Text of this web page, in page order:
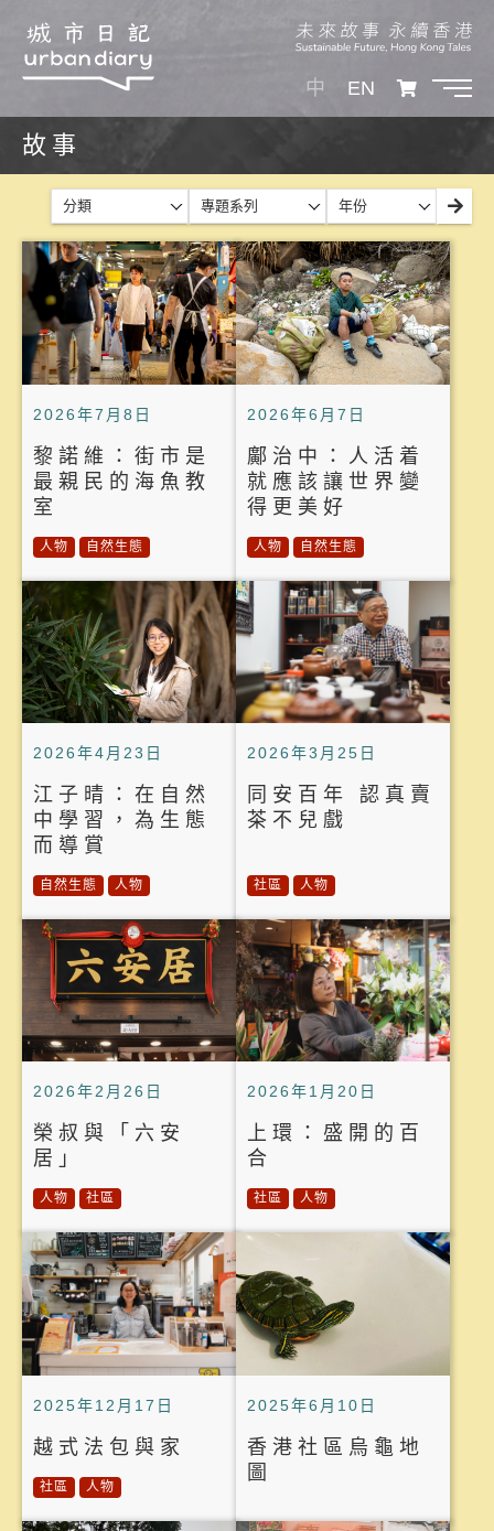
中 EN
故事
分類 專題系列 年份
2026年7月8日
黎諾維：街市是
最親民的海魚教
室
人物 自然生態
2026年6月7日
鄺治中：人活着
就應該讓世界變
得更美好
人物 自然生態
2026年4月23日
江子晴：在自然
中學習，為生態
而導賞
自然生態 人物
2026年3月25日
同安百年 認真賣
茶不兒戲
社區 人物
2026年2月26日
榮叔與「六安
居」
人物 社區
2026年1月20日
上環：盛開的百
合
社區 人物
2025年12月17日
越式法包與家
社區 人物
2025年6月10日
香港社區烏龜地
圖